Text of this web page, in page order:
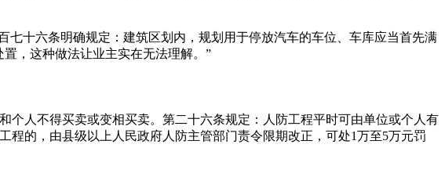
十六条明确规定：建筑区划内，规划用于停放汽车的车位、车库应当首先满
，这种做法让业主实在无法理解。”
人不得买卖或变相买卖。第二十六条规定：人防工程平时可由单位或个人有
的，由县级以上人民政府人防主管部门责令限期改正，可处1万至5万元罚